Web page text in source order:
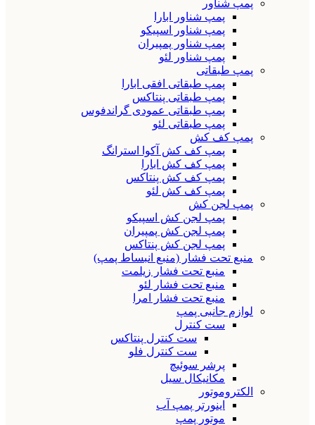
پمپ شناور
پمپ شناور ابارا
پمپ شناور اسپیکو
پمپ شناور پمپیران
پمپ شناور لئو
پمپ طبقاتی
پمپ طبقاتی افقی ابارا
پمپ طبقاتی پنتاکس
پمپ طبقاتی عمودی گراندفوس
پمپ طبقاتی لئو
پمپ کف کش
پمپ کف کش آکوا استرانگ
پمپ کف کش ابارا
پمپ کف کش پنتاکس
پمپ کف کش لئو
پمپ لجن کش
پمپ لجن کش اسپیکو
پمپ لجن کش پمپیران
پمپ لجن کش پنتاکس
منبع تحت فشار (منبع انبساط پمپ)
منبع تحت فشار زیلمت
منبع تحت فشار لئو
منبع تحت فشار امرا
لوازم جانبی پمپ
ست کنترل
ست کنترل پنتاکس
ست کنترل فلو
پرشر سوئیچ
مکانیکال سیل
الکتروموتور
اینورتر پمپ آب
موتور پمپ